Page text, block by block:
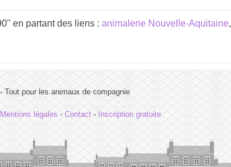
en partant des liens : animalerie Nouvelle-Aquitaine,
Tout pour les animaux de compagnie
Mentions légales - Contact- Inscription gratuite